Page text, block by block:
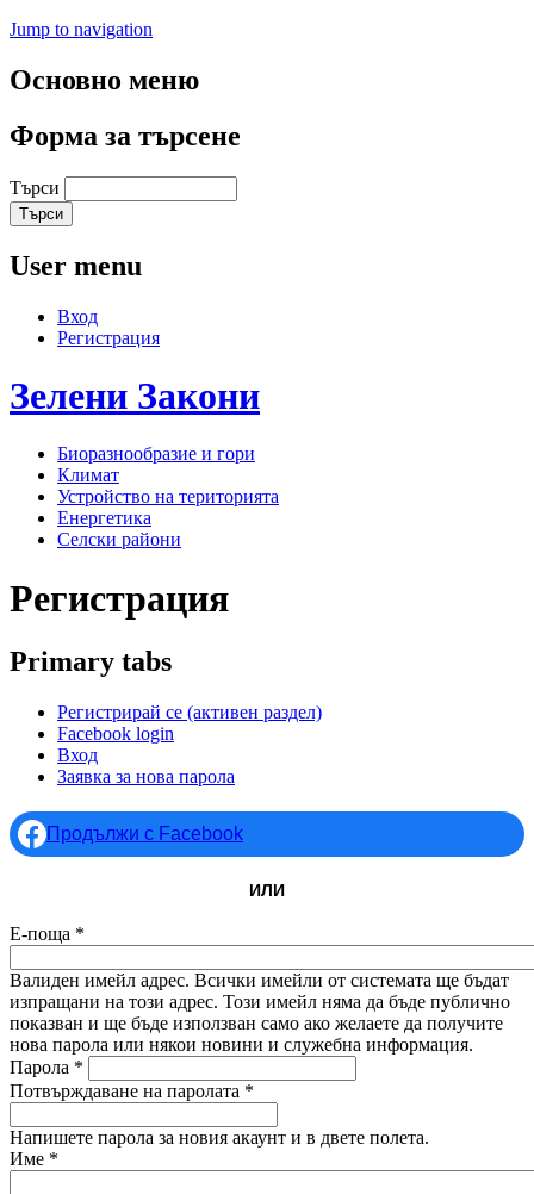
Jump to navigation
Основно меню
Форма за търсене
Търси
User menu
Вход
Регистрация
Зелени Закони
Биоразнообразие и гори
Климат
Устройство на територията
Енергетика
Селски райони
Регистрация
Primary tabs
Регистрирай се (активен раздел)
Facebook login
Вход
Заявка за нова парола
Продължи с Facebook
ИЛИ
Е-поща *
Валиден имейл адрес. Всички имейли от системата ще бъдат
изпращани на този адрес. Този имейл няма да бъде публично
показван и ще бъде използван само ако желаете да получите
нова парола или някои новини и служебна информация.
Парола *
Потвърждаване на паролата *
Напишете парола за новия акаунт и в двете полета.
Име *